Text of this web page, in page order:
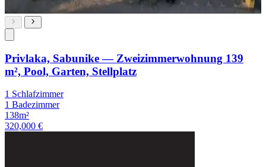
Privlaka, Sabunike — Zweizimmerwohnung 139
m², Pool, Garten, Stellplatz
1 Schlafzimmer
1 Badezimmer
138m²
320,000 €